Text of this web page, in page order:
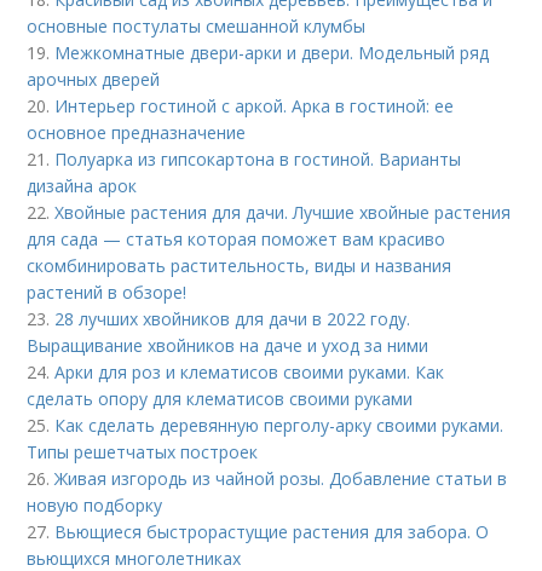
основные постулаты смешанной клумбы
19. Межкомнатные двери-арки и двери. Модельный ряд
арочных дверей
20. Интерьер гостиной с аркой. Арка в гостиной: ее
основное предназначение
21. Полуарка из гипсокартона в гостиной. Варианты
дизайна арок
22.Хвойные растения для дачи. Лучшие хвойные растения
для сада — статья которая поможет вам красиво
скомбинировать растительность, виды и названия
растений в обзоре!
23. 28 лучших хвойников для дачи в 2022 году.
Выращивание хвойников на даче и уход за ними
24.Арки для роз и клематисов своими руками. Как
сделать опору для клематисов своими руками
25. Как сделать деревянную перголу-арку своими руками.
Типы решетчатых построек
26.Живая изгородь из чайной розы. Добавление статьи в
новую подборку
27. Вьющиеся быстрорастущие растения для забора. О
вьющихся многолетниках